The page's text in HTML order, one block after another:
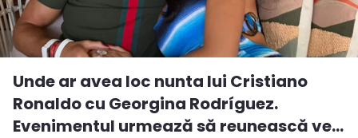
Unde ar avea loc nunta lui Cristiano
Ronaldo cu Georgina Rodríguez.
Evenimentul urmează să reunească ve...